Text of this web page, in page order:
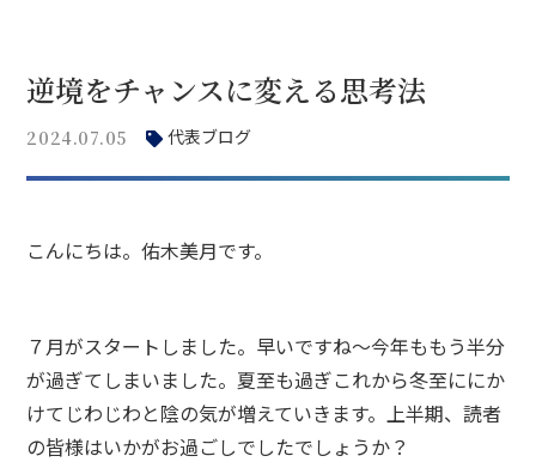
逆境をチャンスに変える思考法
2024.07.05 代表ブログ
こんにちは。佑木美月です。
７月がスタートしました。早いですね〜今年ももう半分
が過ぎてしまいました。夏至も過ぎこれから冬至ににか
けてじわじわと陰の気が増えていきます。上半期、読者
の皆様はいかがお過ごしでしたでしょうか？